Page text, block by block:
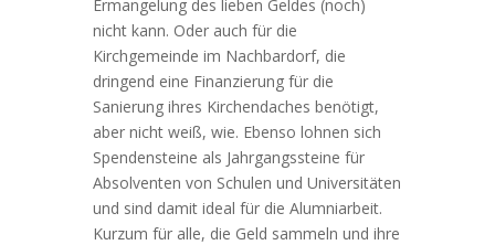
Ermangelung des lieben Geldes (noch)
nicht kann. Oder auch für die
Kirchgemeinde im Nachbardorf, die
dringend eine Finanzierung für die
Sanierung ihres Kirchendaches benötigt,
aber nicht weiß, wie. Ebenso lohnen sich
Spendensteine als Jahrgangssteine für
Absolventen von Schulen und Universitäten
und sind damit ideal für die Alumniarbeit.
Kurzum für alle, die Geld sammeln und ihre